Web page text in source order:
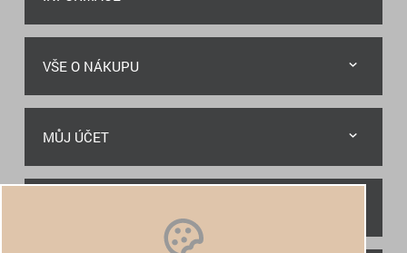
VŠE O NÁKUPU
MŮJ ÚČET